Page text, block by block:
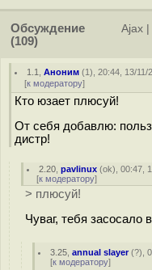
Обсуждение
(109)
Ajax
1.1 ,Аноним (1), 20:44, 13/11/
[к модератору]
Кто юзает плюсуй!
От себя добавлю:
дистр!
2.20 ,pavlinux (ok), 00:47,
[к модератору]
> плюсуй!
Чуваг, тебя засосало
3.25 ,annual slayer(?),
[к модератору]